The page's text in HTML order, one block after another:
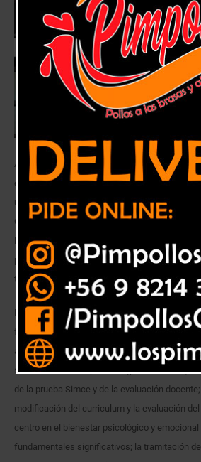
A través de una videoconferencia que contó
entre actores sociales y gremiales, del mundo
universidades y centros de estudios, alcaldes,
Comisiones de Educación de la Cámara y del
lanzamiento oficial de la “Mesa Amplia por la
propósito de avanzar en una visión compartida
temas contingentes y de futuro.
Dentro de los objetivos está el realizar
frente a la contingencia legislativa y las
adoptar en educación como las condiciones
socioemocionales para el regreso a clases; el
de la prueba Simce y de la evaluación
modificación del curriculum y la evaluación
centro en el bienestar psicológico y emocional
fundamentales significativos; la tramitación